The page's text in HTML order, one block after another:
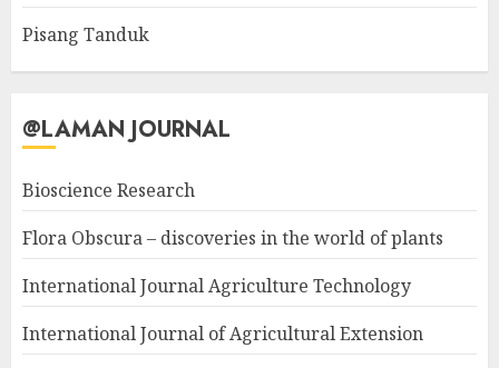
Pisang Tanduk
@LAMAN JOURNAL
Bioscience Research
Flora Obscura – discoveries in the world of plants
International Journal Agriculture Technology
International Journal of Agricultural Extension